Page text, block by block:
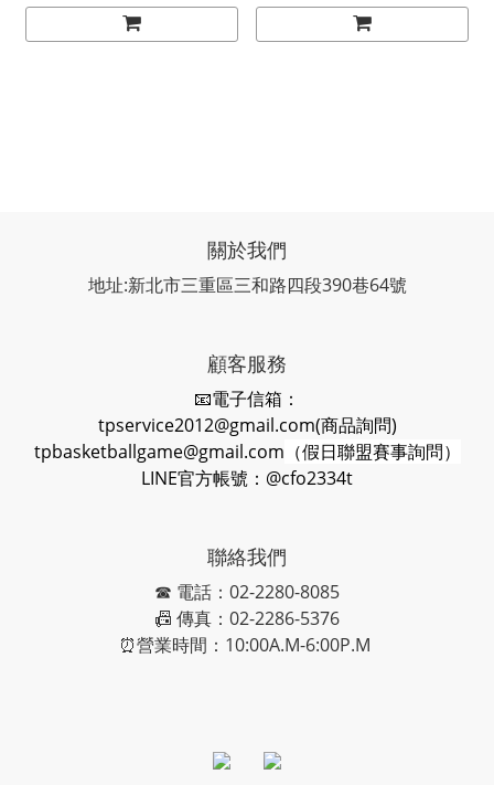
關於我們
地址:新北市三重區三和路四段390巷64號
顧客服務
📧電子信箱：
tpservice2012@gmail.com(商品詢問)
tpbasketballgame@gmail.com （假日聯盟賽事詢問）
LINE官方帳號：@cfo2334t
聯絡我們
☎ 電話：02-2280-8085
📠 傳真：02-2286-5376
⏰營業時間：10:00A.M-6:00P.M